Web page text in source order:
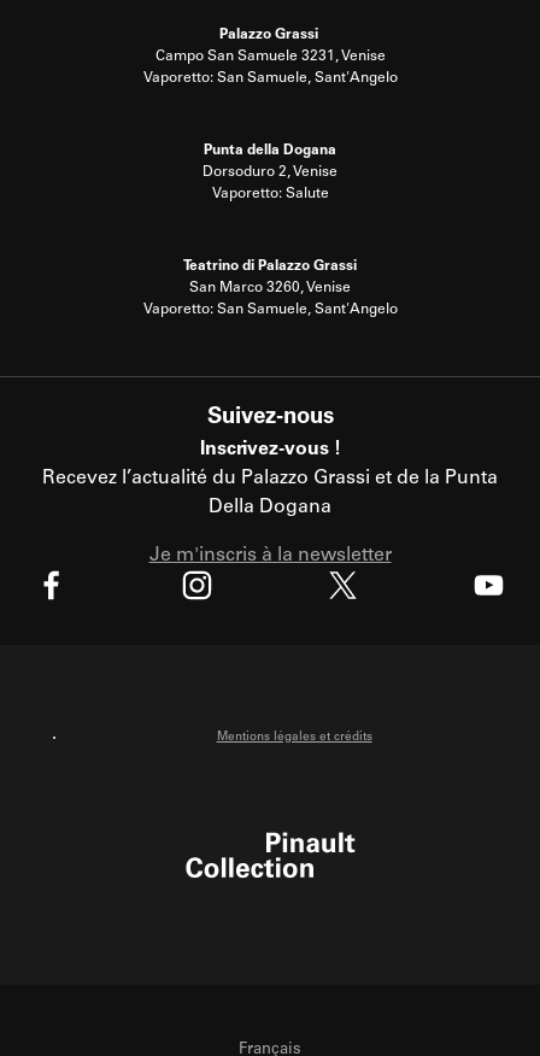
Palazzo Grassi
Campo San Samuele 3231, Venise
Vaporetto: San Samuele, Sant'Angelo
Punta della Dogana
Dorsoduro 2, Venise
Vaporetto: Salute
Teatrino di Palazzo Grassi
San Marco 3260, Venise
Vaporetto: San Samuele, Sant'Angelo
Suivez-nous
Inscrivez-vous !
Recevez l’actualité du Palazzo Grassi et de la Punta
Della Dogana
Je m'inscris à la newsletter
Mentions légales et crédits
Français